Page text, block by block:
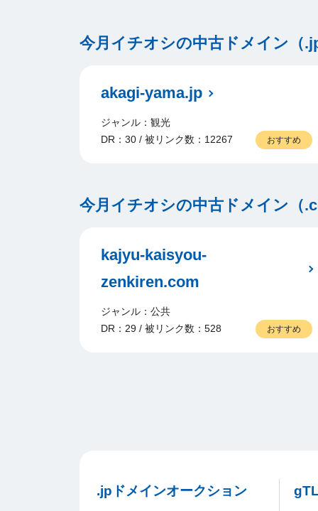
今月イチオシの中古ドメイン（
akagi-yama.jp
ジャンル：観光
DR：30 / 被リンク数：12267
おすすめ
今月イチオシの中古ドメイン（
kajyu-kaisyou-
zenkiren.com
ジャンル：公共
DR：29 / 被リンク数：528
おすすめ
.jpドメインオークション